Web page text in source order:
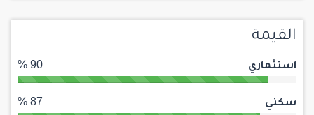
القيمة
استثماري 90 %
سكني 87 %